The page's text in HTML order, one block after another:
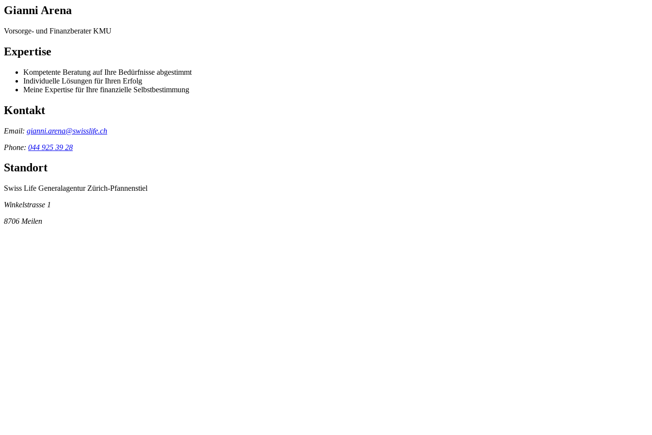
Gianni Arena
Vorsorge- und Finanzberater KMU
Expertise
Kompetente Beratung auf Ihre Bedürfnisse abgestimmt
Individuelle Lösungen für Ihren Erfolg
Meine Expertise für Ihre finanzielle Selbstbestimmung
Kontakt
Email: gianni.arena@swisslife.ch
Phone: 044 925 39 28
Standort
Swiss Life Generalagentur Zürich-Pfannenstiel
Winkelstrasse 1
8706 Meilen